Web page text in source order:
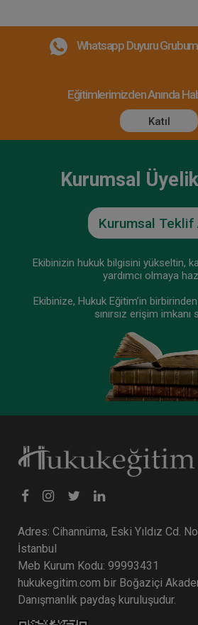
Whatsapp Duyuru
Eğitimlerimizden Anında
Katıl
Kurumsal
Kurumsal Teklif
Ekibinizin hukuk bilgisini yükseltin,
yardımcı olmaya
Ekibinize, Hukuk Eğitim’in
sınırsız erişim imkanı
Adres: Cihannüma, Eski Yıldız Cd.
İstanbul
Meb Kurum Kodu: 99993431
hukukegitim.com bir Boğaziçi
Danışmanlık paydaş kuruluşudur.